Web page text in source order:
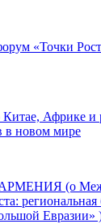
«Точки
Африке и
в новом мире
(о
региональная
Евразии»